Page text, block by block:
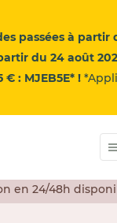
passées à partir
du 24 août
€ : MJEB5E* !
☰
en 24/48h